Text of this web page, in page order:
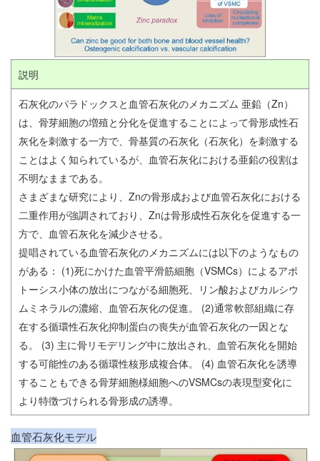
説明
石灰化のパラドックスと血管石灰化のメカニズム 亜鉛（Zn）
は、骨芽細胞の増殖と分化を促進することによって骨形成性石
灰化を刺激する一方で、骨基質の石灰化（石灰化）を刺激する
ことはよく知られているが、血管石灰化における亜鉛の役割は
不明なままである。
さまざまな研究により、Znの骨形成および血管石灰化における
二重作用が強調されており、Znは骨形成性石灰化を促進する一
方で、血管石灰化を減少させる。
提唱されている血管石灰化のメカニズムには以下のようなもの
がある： (1)死にかけた血管平滑筋細胞（VSMCs）によるアポ
トーシス小体の放出につながる細胞死、リン酸およびカルシウ
ムミネラルの濃縮、血管石灰化の促進。 (2)通常軟部組織に存
在する循環性石灰化抑制蛋白の喪失が血管石灰化の一因とな
る。 (3) 主に骨リモデリング中に放出され、血管石灰化を開始
する可能性のある循環性核形成複合体。 (4) 血管石灰化を誘導
することもできる骨芽細胞様細胞へのVSMCsの表現型変化に
より特徴づけられる骨形成の誘導。
血管石灰化モデル